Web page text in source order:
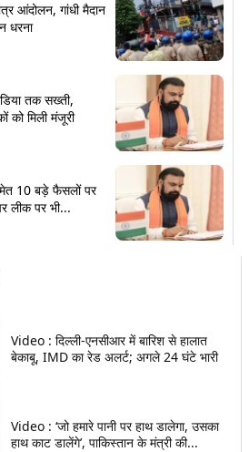
Video : दिल्ली-एनसीआर में बारिश से हालात
बेकाबू, IMD का रेड अलर्ट; अगले 24 घंटे भारी
Video : ‘जो हमारे पानी पर हाथ डालेगा, उसका
हाथ काट डालेंगे’, पाकिस्तान के मंत्री की...
आंदोलन, गांधी मैदान
धरना
तक सख्ती,
को मिली मंजूरी
10 बड़े फैसलों पर
लीक पर भी...